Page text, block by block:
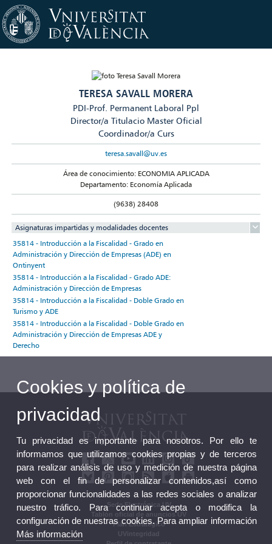
TERESA SAVALL MORERA
PDI-Prof. Permanent Laboral Ppl
Director/a Titulacio Master Oficial
Coordinador/a Curs
teresa.savall@uv.es
Área de conocimiento: ECONOMIA APLICADA
Departamento: Economía Aplicada
(9638) 28408
Asignaturas impartidas y modalidades docentes
35814 - Introducción a la Fiscalidad - Grado en
Administración y Dirección de Empresas (ADE) en
Ontinyent
35814 - Introducción a la Fiscalidad - Grado ADE:
Administración y Dirección de Empresas
35814 - Introducción a la Fiscalidad - Doble Grado en
Turismo y ADE
35814 - Introducción a la Fiscalidad - Doble Grado en
Administración y Dirección de Empresas ADE y
Derecho
Sede Electrónica UV
Tablón oficial de anuncios UV
Plan Estratégico
UVintegridad
Cookies y política de
privacidad
Tu privacidad es importante para nosotros. Por ello te
informamos que utilizamos cookies propias y de terceros
para realizar análisis de uso y medición de nuestra página
web con el fin de personalizar contenidos,así como
proporcionar funcionalidades a las redes sociales o analizar
nuestro tráfico. Para continuar acepta o modifica la
configuración de nuestras cookies. Para ampliar información
Más información